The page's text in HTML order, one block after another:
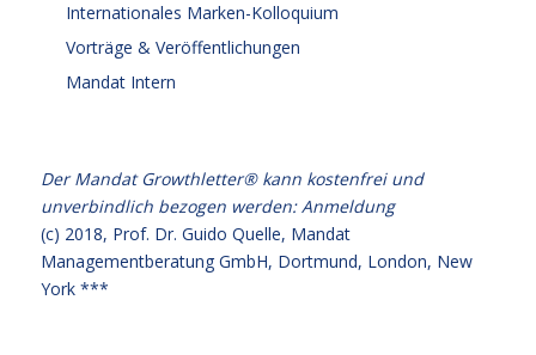
Internationales Marken-Kolloquium
Vorträge & Veröffentlichungen
Mandat Intern
Der Mandat Growthletter® kann kostenfrei und
unverbindlich bezogen werden:Anmeldung
(c) 2018, Prof. Dr. Guido Quelle, Mandat
Managementberatung GmbH, Dortmund, London, New
York ***